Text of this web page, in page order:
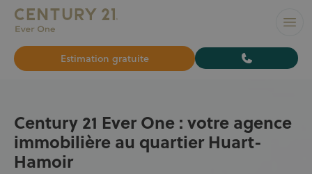
L’AGENCE N°1 À BRUXELLES pour vendre ou louer
Estimation gratuite
Century 21 Ever One : votre agence
immobilière au quartier Huart-
Hamoir